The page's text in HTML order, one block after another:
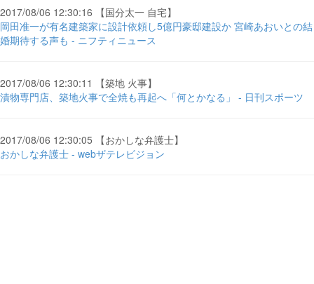
2017/08/06 12:30:16 【国分太一 自宅】
岡田准一が有名建築家に設計依頼し5億円豪邸建設か 宮崎あおいとの結
婚期待する声も - ニフティニュース
2017/08/06 12:30:11 【築地 火事】
漬物専門店、築地火事で全焼も再起へ「何とかなる」 - 日刊スポーツ
2017/08/06 12:30:05 【おかしな弁護士】
おかしな弁護士 - webザテレビジョン